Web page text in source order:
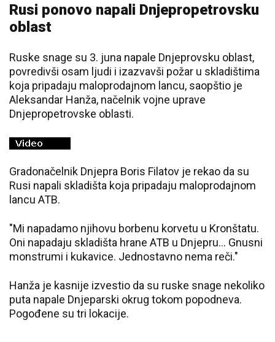
Rusi ponovo napali Dnjepropetrovsku
oblast
Ruske snage su 3. juna napale Dnjeprovsku oblast,
povredivši osam ljudi i izazvavši požar u skladištima
koja pripadaju maloprodajnom lancu, saopštio je
Aleksandar Hanža, načelnik vojne uprave
Dnjepropetrovske oblasti.
Gradonačelnik Dnjepra Boris Filatov je rekao da su
Rusi napali skladišta koja pripadaju maloprodajnom
lancu ATB.
"Mi napadamo njihovu borbenu korvetu u Kronštatu.
Oni napadaju skladišta hrane ATB u Dnjepru... Gnusni
monstrumi i kukavice. Jednostavno nema reči."
Hanža je kasnije izvestio da su ruske snage nekoliko
puta napale Dnjeparski okrug tokom popodneva.
Pogođene su tri lokacije.